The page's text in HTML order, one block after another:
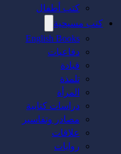
كتب أطفال
كتب مسيحية
English Books
دفاعيات
قيادة
تلمذة
المرأة
دراسات كتابية
مصادر وتفاسير
علاقات
روايات